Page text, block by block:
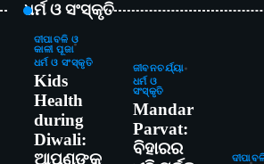
ଧର୍ମ ଓ ସଂସ୍କୃତି
ଦୀପାବଳି ଓ
କାଳୀ ପୂଜା
ଧର୍ମ ଓ ସଂସ୍କୃତି
Kids
Health
during
Diwali:
ଆପଣଙ୍କ
ଜୀବନଚର୍ଯ୍ୟା
ଧର୍ମ ଓ
ସଂସ୍କୃତି
Mandar
Parvat:
ବିହାରର